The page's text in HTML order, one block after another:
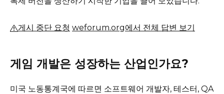
게시 중단 요청 weforum.org에서 전체 답변 보기
게임 개발은 성장하는 산업인가요?
미국 노동통계국에 따르면 소프트웨어 개발자, 테스터, QA